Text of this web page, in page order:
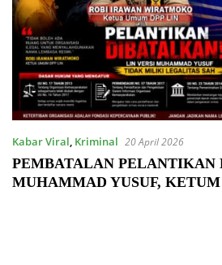
Kabar Viral, Kriminal 20 April 2026
PEMBATALAN PELANTIKAN
MUHAMMAD YUSUF,